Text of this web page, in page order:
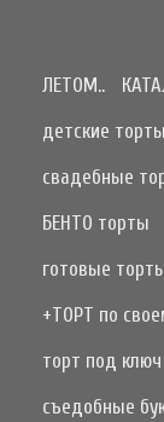
ЛЕТОМ..
детские торты
свадебные
БЕНТО торты
готовые
+ТОРТ по
торт под ключ
съедобные